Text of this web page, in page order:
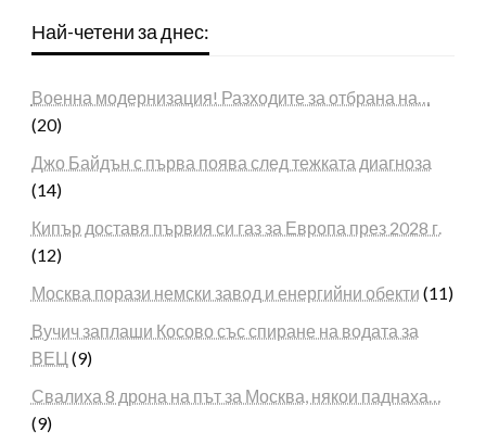
Най-четени за днес:
Военна модернизация! Разходите за отбрана на…
(20)
Джо Байдън с първа поява след тежката диагноза
(14)
Кипър доставя първия си газ за Европа през 2028 г.
(12)
Москва порази немски завод и енергийни обекти (11)
Вучич заплаши Косово със спиране на водата за
ВЕЦ (9)
Свалиха 8 дрона на път за Москва, някои паднаха…
(9)